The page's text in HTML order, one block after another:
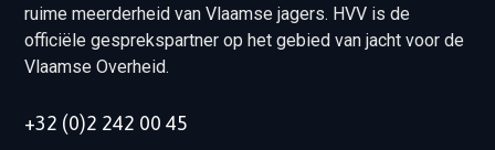
ruime meerderheid van Vlaamse jagers. HVV is de
officiële gesprekspartner op het gebied van jacht voor de
Vlaamse Overheid.
+32 (0)2 242 00 45